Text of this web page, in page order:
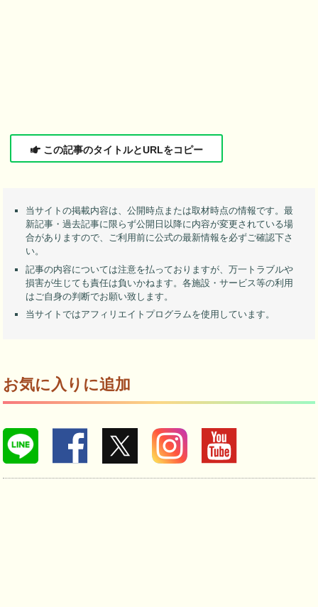
この記事のタイトルとURLをコピー
当サイトの掲載内容は、公開時点または取材時点の情報です。最
新記事・過去記事に限らず公開日以降に内容が変更されている場
合がありますので、ご利用前に公式の最新情報を必ずご確認下さ
い。
記事の内容については注意を払っておりますが、万一トラブルや
損害が生じても責任は負いかねます。各施設・サービス等の利用
はご自身の判断でお願い致します。
当サイトではアフィリエイトプログラムを使用しています。
お気に入りに追加